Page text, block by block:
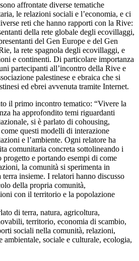
affrontate diverse tematiche
le relazioni sociali e l’economia, e ci
reti che hanno rapporti con la Rive:
della rete globale degli ecovillaggi,
del Gen Europe e del Gen
la rete spagnola degli ecovillaggi, e
e continenti. Di particolare importanza
partecipanti all’incontro della Rive e
palestinese e ebraica che si
ed ebrei avvenuta tramite Internet.
il primo incontro tematico: “Vivere la
ha approfondito temi riguardanti
si è parlato di cohousing,
questi modelli di interazione
e l’ambiente. Ogni relatore ha
comunitaria concreta sottolineando i
e portando esempi di come
la comunità si sperimenta in
insieme. I relatori hanno discusso
della propria comunità,
con il territorio e la popolazione
di terra, natura, agricoltura,
territorio, economia di scambio,
sociali nella comunità, relazioni,
ambientale, sociale e culturale, ecologia,